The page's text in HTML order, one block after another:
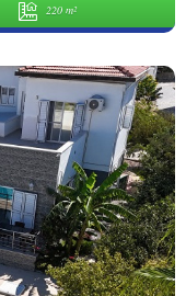
220 m²